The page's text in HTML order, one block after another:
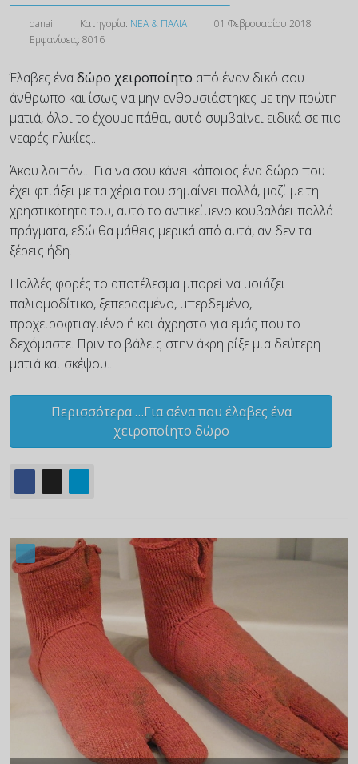
danai Κατηγορία: ΝΕΑ & ΠΑΛΙΑ
01 Φεβρουαρίου 2018
Εμφανίσεις: 8016
Έλαβες έναδώρο χειροποίητο από έναν δικό σου
άνθρωπο και ίσως να μην ενθουσιάστηκες με την πρώτη
ματιά, όλοι το έχουμε πάθει, αυτό συμβαίνει ειδικά σε πιο
νεαρές ηλικίες...
Άκου λοιπόν... Για να σου κάνει κάποιος ένα δώρο που
έχει φτιάξει με τα χέρια του σημαίνει πολλά, μαζί με τη
χρηστικότητα του, αυτό το αντικείμενο κουβαλάει πολλά
πράγματα, εδώ θα μάθεις μερικά από αυτά, αν δεν τα
ξέρεις ήδη.
Πολλές φορές το αποτέλεσμα μπορεί να μοιάζει
παλιομοδίτικο, ξεπερασμένο, μπερδεμένο,
προχειροφτιαγμένο ή και άχρηστο για εμάς που το
δεχόμαστε. Πριν το βάλεις στην άκρη ρίξε μια δεύτερη
ματιά και σκέψου...
Περισσότερα …Για σένα που έλαβες ένα
χειροποίητο δώρο